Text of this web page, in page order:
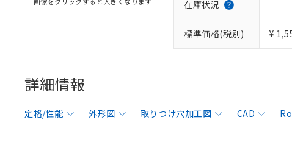
在庫状況
標準価格(税別) ¥
詳細情報
定格/性能 外形図 取りつけ穴加工図 CAD